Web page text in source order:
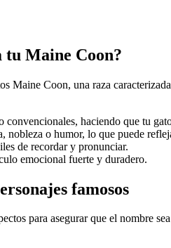
tu Maine Coon?
Maine Coon, una raza
haciendo que tu
o humor, lo que puede
de recordar y pronunciar.
emocional fuerte y duradero.
famosos
para asegurar que el nombre